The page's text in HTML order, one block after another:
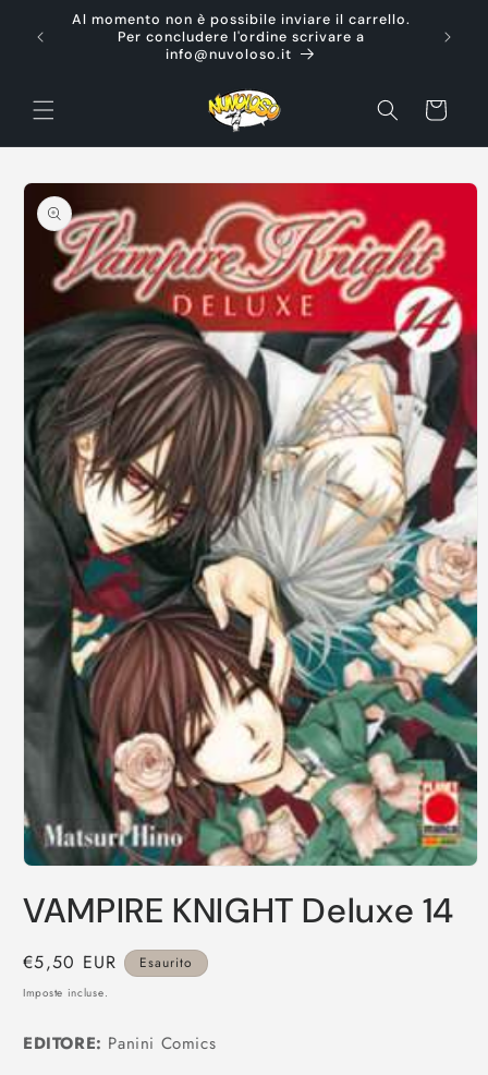
direttamente
ai contenuti
Al momento non è possibile inviare il carrello.
Per concludere l'ordine scrivare a
info@nuvoloso.it
Carrello
Passa alle
informazioni
sul prodotto
multimediali
1
finestra
modale
VAMPIRE KNIGHT Deluxe 14
Prezzo
di
€5,50 EUR Esaurito
Imposte incluse.
EDITORE: Panini Comics